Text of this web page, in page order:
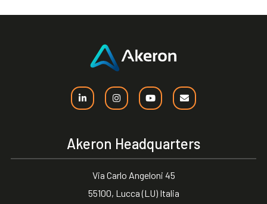
Akeron Headquarters
Via Carlo Angeloni 45
55100, Lucca (LU) Italia